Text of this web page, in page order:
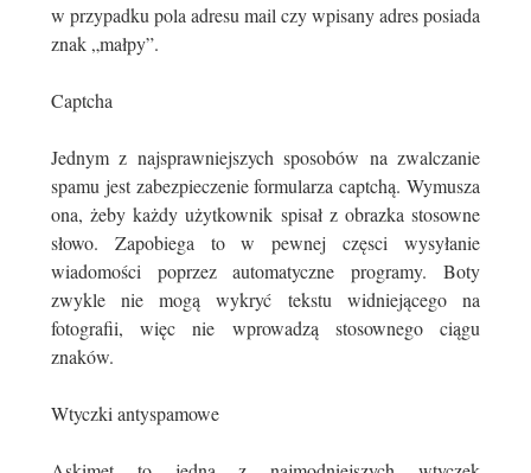
w przypadku pola adresu mail czy wpisany adres posiada
znak „małpy”.
Captcha
Jednym z najsprawniejszych sposobów na zwalczanie
spamu jest zabezpieczenie formularza captchą. Wymusza
ona, żeby każdy użytkownik spisał z obrazka stosowne
słowo. Zapobiega to w pewnej częsci wysyłanie
wiadomości poprzez automatyczne programy. Boty
zwykle nie mogą wykryć tekstu widniejącego na
fotografii, więc nie wprowadzą stosownego ciągu
znaków.
Wtyczki antyspamowe